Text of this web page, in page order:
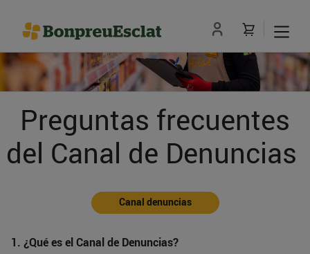
Preguntas frecuentes
del Canal de Denuncias
Canal denuncias
1. ¿Qué es el Canal de Denuncias?